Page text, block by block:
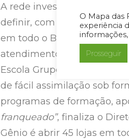
O Mapa das
experiência
informações,
Prosseguir
A rede investiu num
definir, com clareza, as
em todo o Brasil;
atendimento para as
Escola Grupo Gênio, que
de fácil assimilação sob
programas de formação,
franqueado”, finaliza o
Gênio é abrir 45 lojas em